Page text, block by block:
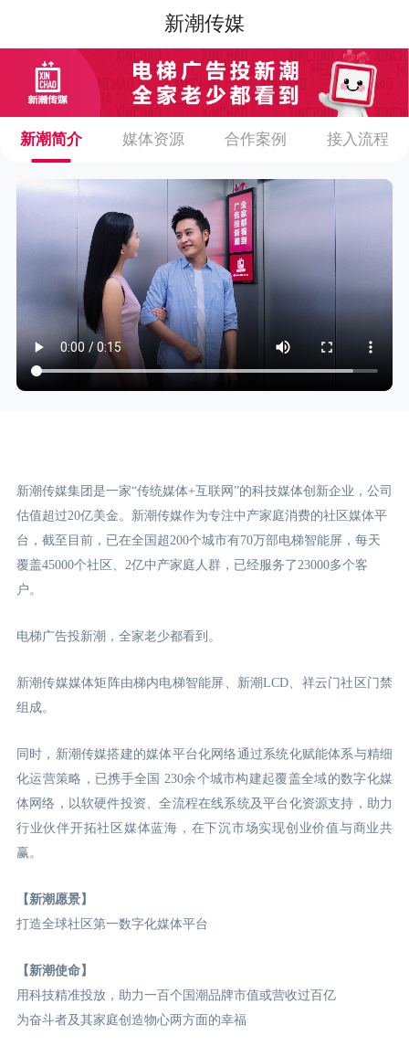
新潮传媒
新潮简介 媒体资源 合作案例 接入流程
新潮传媒集团是一家“传统媒体+互联网”的科技媒体创新企业，公司
估值超过20亿美金。新潮传媒作为专注中产家庭消费的社区媒体平
台，截至目前，已在全国超200个城市有70万部电梯智能屏，每天
覆盖45000个社区、2亿中产家庭人群，已经服务了23000多个客
户。
电梯广告投新潮，全家老少都看到。
新潮传媒媒体矩阵由梯内电梯智能屏、新潮LCD、祥云门社区门禁
组成。
同时，新潮传媒搭建的媒体平台化网络通过系统化赋能体系与精细
化运营策略，已携手全国 230余个城市构建起覆盖全域的数字化媒
体网络，以软硬件投资、全流程在线系统及平台化资源支持，助力
行业伙伴开拓社区媒体蓝海，在下沉市场实现创业价值与商业共
赢。
【新潮愿景】
打造全球社区第一数字化媒体平台
【新潮使命】
用科技精准投放，助力一百个国潮品牌市值或营收过百亿
为奋斗者及其家庭创造物心两方面的幸福